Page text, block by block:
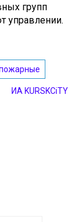
групп
управлении.
ИА KURSKCiTY